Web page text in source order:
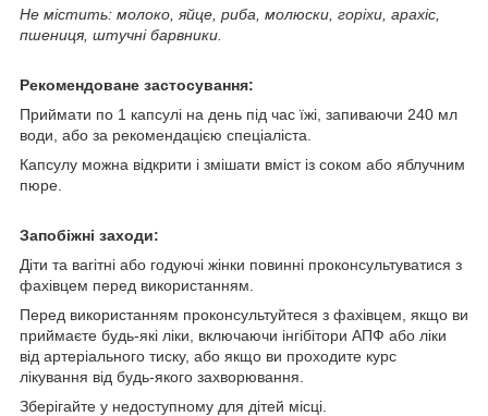
Не містить: молоко, яйце, риба, молюски, горіхи, арахіс,
пшениця, штучні барвники.
Рекомендоване застосування:
Приймати по 1 капсулі на день під час їжі, запиваючи 240 мл
води, або за рекомендацією спеціаліста.
Капсулу можна відкрити і змішати вміст із соком або яблучним
пюре.
Запобіжні заходи:
Діти та вагітні або годуючі жінки повинні проконсультуватися з
фахівцем перед використанням.
Перед використанням проконсультуйтеся з фахівцем, якщо ви
приймаєте будь-які ліки, включаючи інгібітори АПФ або ліки
від артеріального тиску, або якщо ви проходите курс
лікування від будь-якого захворювання.
Зберігайте у недоступному для дітей місці.